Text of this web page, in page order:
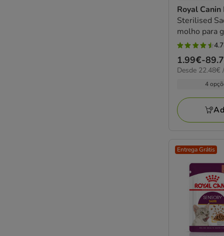
Royal Canin
Sterilised
molho para
4.7
estrelas
com
avaliações
4.7
Preço
de
89.79€
1.99€-
22.48€
Desde 22.48€
4
Entrega Grátis